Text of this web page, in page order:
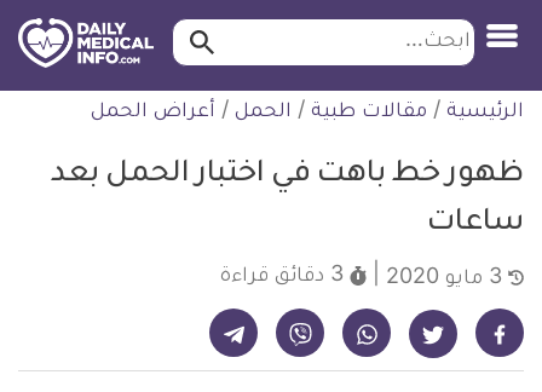
التخطي
للمحتوى
طبية
ابحث ابحث…
الرئيسية / مقالات طبية / الحمل / أعراض الحمل
ظهور خط باهت في اختبار الحمل بعد
ساعات
3 دقائق قراءة
شارك على فيسبوك - ديلي ميديكال انفو شارك على تويتر - ديلي ميديكال انفو شارك على واتساب - ديلي ميديكال انفو شارك على فايبر - ديلي ميديكال انفو شارك على تيليجرام - ديلي ميديكال انفو